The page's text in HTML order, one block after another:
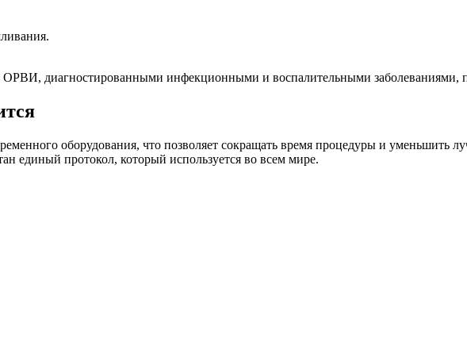
ОРВИ, диагностированными инфекционными и воспалительными заболеваниями,
оборудования, что позволяет сокращать время процедуры и уменьшить
единый протокол, который используется во всем мире.